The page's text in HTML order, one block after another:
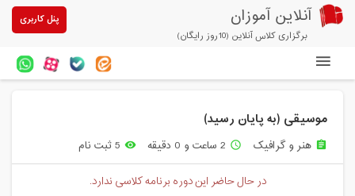
آنلاین آموزان
برگزاری کلاس آنلاین (10روز رایگان)
پنل کاربری
آزمون های آنلاین
خرید سرویس کلاس آنلاین
موسیقی (به پایان رسید)
assignment هنر و گرافیک access_time 2 ساعت و 0 دقیقه remove_red_eye 5 ثبت نام
در حال حاضر این دوره برنامه کلاسی ندارد.